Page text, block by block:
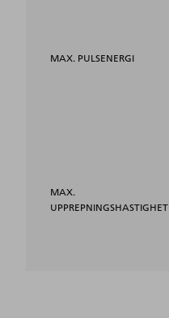
MAX. PULSENERGI
MAX.
UPPREPNINGSHASTIGHET